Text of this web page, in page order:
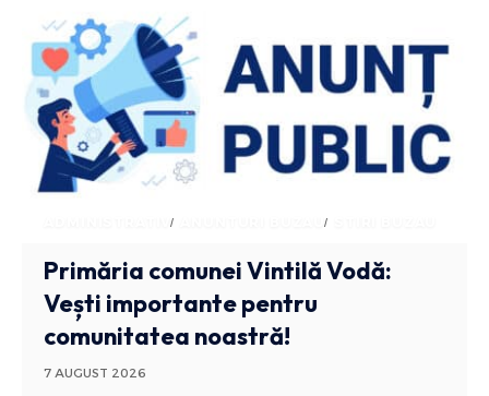
ADMINISTRATIV ANUNTURI BUZAU
Primăria comunei Vintilă Vodă:
Vești importante pentru
comunitatea noastră!
7 AUGUST 2026